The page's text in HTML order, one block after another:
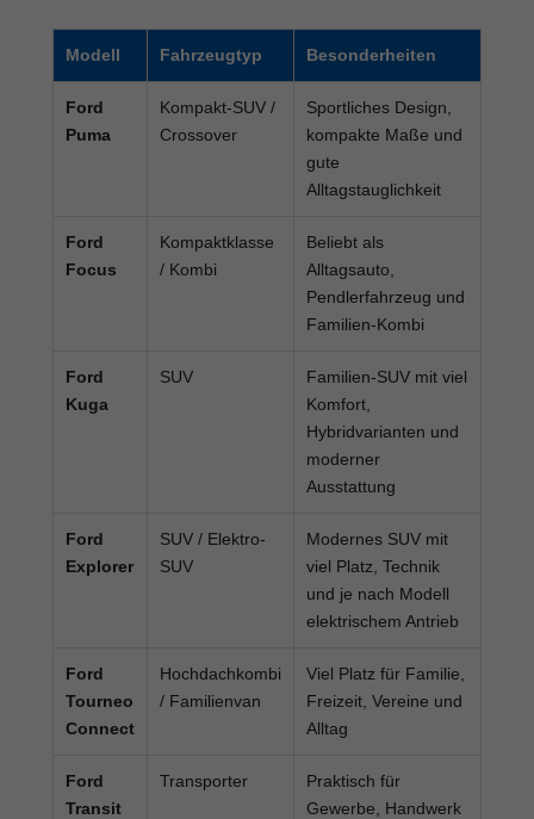
Modell Fahrzeugtyp Besonderheiten
Ford
Puma
Kompakt-SUV /
Crossover
Sportliches Design,
kompakte Maße und
gute
Alltagstauglichkeit
Ford
Focus
Kompaktklasse
/ Kombi
Beliebt als
Alltagsauto,
Pendlerfahrzeug und
Familien-Kombi
Ford
Kuga
SUV
Familien-SUV mit viel
Komfort,
Hybridvarianten und
moderner
Ausstattung
Ford
Explorer
SUV / Elektro-
SUV
Modernes SUV mit
viel Platz, Technik
und je nach Modell
elektrischem Antrieb
Ford
Tourneo
Connect
Hochdachkombi
/ Familienvan
Viel Platz für Familie,
Freizeit, Vereine und
Alltag
Ford
Transit
Transporter
Praktisch für
Gewerbe, Handwerk